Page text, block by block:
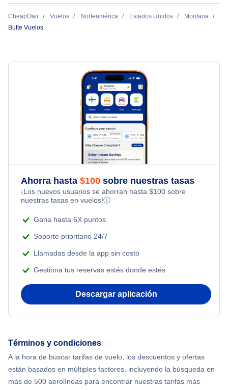
Helena Vuelos
CheapOair Vuelos Norteamérica Estados Unidos
Montana
Butte Vuelos
Ahorra hasta $100 sobre nuestras tasas
¡Los nuevos usuarios se ahorran hasta $100 sobre
nuestras tasas en vuelos!ⓘ
Gana hasta 6X puntos
Soporte prioritario 24/7
Llamadas desde la app sin costo
Gestiona tus reservas estés donde estés
Descargar aplicación
Términos y condiciones
A la hora de buscar tarifas de vuelo, los descuentos y ofertas
están basados en múltiples factores, incluyendo la búsqueda en
más de 500 aerolíneas para encontrar nuestras tarifas más